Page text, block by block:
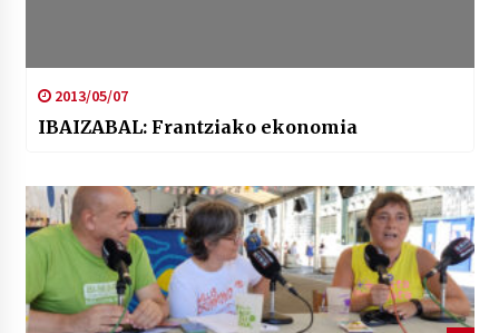
2013/05/07
IBAIZABAL: Frantziako ekonomia